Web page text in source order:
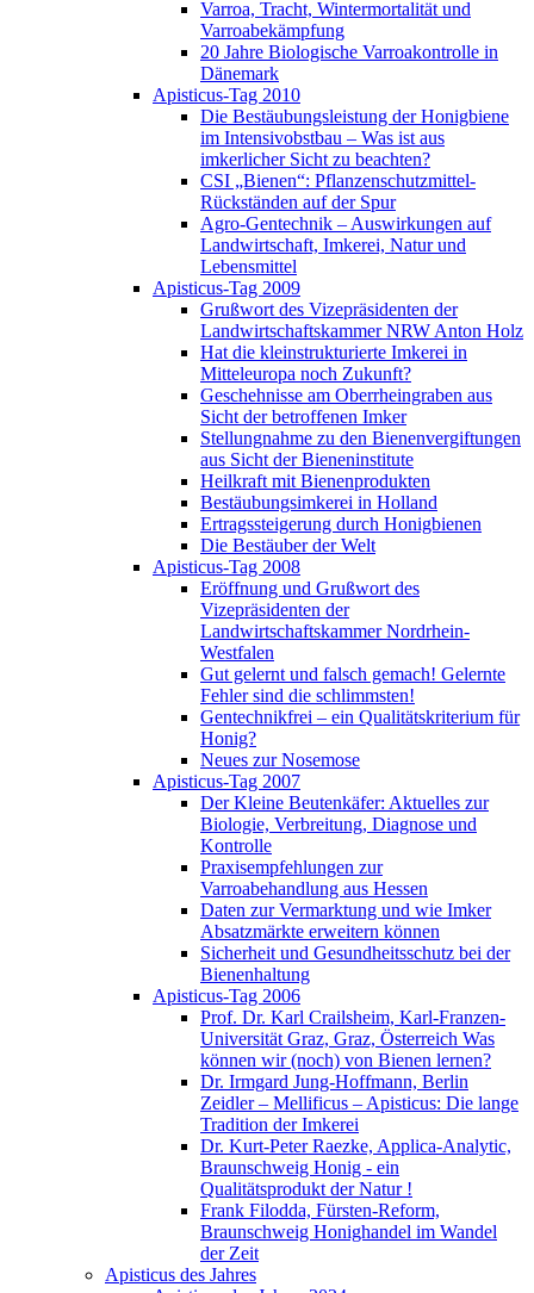
Varroa, Tracht, Wintermortalität und
Varroabekämpfung
20 Jahre Biologische Varroakontrolle in
Dänemark
Apisticus-Tag 2010
Die Bestäubungsleistung der Honigbiene
im Intensivobstbau – Was ist aus
imkerlicher Sicht zu beachten?
CSI „Bienen“: Pflanzenschutzmittel-
Rückständen auf der Spur
Agro-Gentechnik – Auswirkungen auf
Landwirtschaft, Imkerei, Natur und
Lebensmittel
Apisticus-Tag 2009
Grußwort des Vizepräsidenten der
Landwirtschaftskammer NRW Anton Holz
Hat die kleinstrukturierte Imkerei in
Mitteleuropa noch Zukunft?
Geschehnisse am Oberrheingraben aus
Sicht der betroffenen Imker
Stellungnahme zu den Bienenvergiftungen
aus Sicht der Bieneninstitute
Heilkraft mit Bienenprodukten
Bestäubungsimkerei in Holland
Ertragssteigerung durch Honigbienen
Die Bestäuber der Welt
Apisticus-Tag 2008
Eröffnung und Grußwort des
Vizepräsidenten der
Landwirtschaftskammer Nordrhein-
Westfalen
Gut gelernt und falsch gemach! Gelernte
Fehler sind die schlimmsten!
Gentechnikfrei – ein Qualitätskriterium für
Honig?
Neues zur Nosemose
Apisticus-Tag 2007
Der Kleine Beutenkäfer: Aktuelles zur
Biologie, Verbreitung, Diagnose und
Kontrolle
Praxisempfehlungen zur
Varroabehandlung aus Hessen
Daten zur Vermarktung und wie Imker
Absatzmärkte erweitern können
Sicherheit und Gesundheitsschutz bei der
Bienenhaltung
Apisticus-Tag 2006
Prof. Dr. Karl Crailsheim, Karl-Franzen-
Universität Graz, Graz, Österreich Was
können wir (noch) von Bienen lernen?
Dr. Irmgard Jung-Hoffmann, Berlin
Zeidler – Mellificus – Apisticus: Die lange
Tradition der Imkerei
Dr. Kurt-Peter Raezke, Applica-Analytic,
Braunschweig Honig - ein
Qualitätsprodukt der Natur !
Frank Filodda, Fürsten-Reform,
Braunschweig Honighandel im Wandel
der Zeit
Apisticus des Jahres